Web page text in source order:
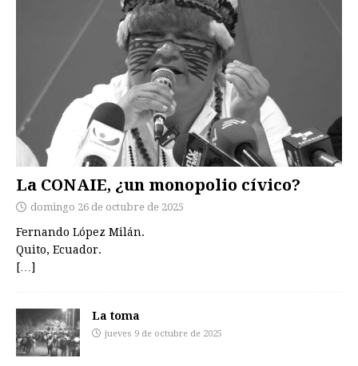
La CONAIE, ¿un monopolio cívico?
domingo 26 de octubre de 2025
Fernando López Milán.
Quito, Ecuador.
[…]
La toma
jueves 9 de octubre de 2025